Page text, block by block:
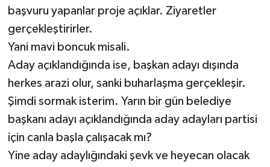
başvuru yapanlar proje açıklar. Ziyaretler
gerçekleştirirler.
Yani mavi boncuk misali.
Aday açıklandığında ise, başkan adayı dışında
herkes arazi olur, sanki buharlaşma gerçekleşir.
Şimdi sormak isterim. Yarın bir gün belediye
başkanı adayı açıklandığında aday adayları partisi
için canla başla çalışacak mı?
Yine aday adaylığındaki şevk ve heyecan olacak